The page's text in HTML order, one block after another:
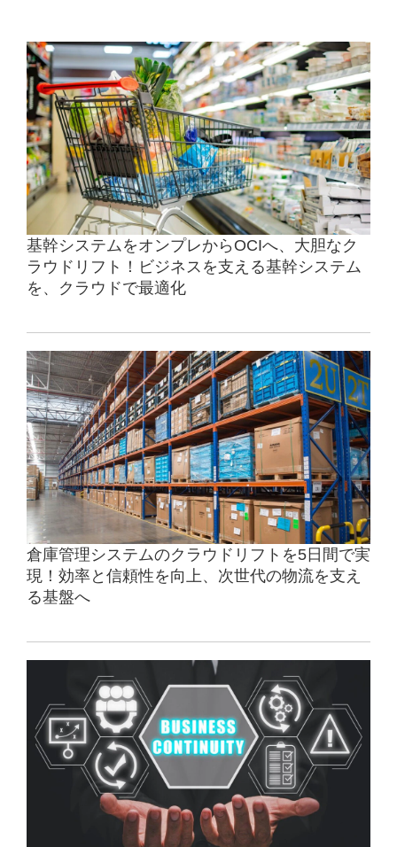
基幹システムをオンプレからOCIへ、大胆なク
ラウドリフト！ビジネスを支える基幹システム
を、クラウドで最適化
倉庫管理システムのクラウドリフトを5日間で実
現！効率と信頼性を向上、次世代の物流を支え
る基盤へ